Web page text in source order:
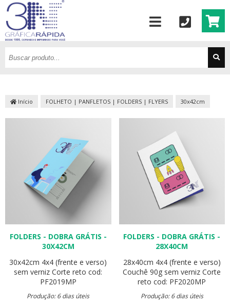
Início FOLHETO | PANFLETOS | FOLDERS | FLYERS 30x42cm
FOLDERS - DOBRA GRÁTIS -
30X42CM
30x42cm 4x4 (frente e verso)
sem verniz Corte reto cod:
PF2019MP
Produção: 6 dias úteis
FOLDERS - DOBRA GRÁTIS -
28X40CM
28x40cm 4x4 (frente e verso)
Couchê 90g sem verniz Corte
reto cod: PF2020MP
Produção: 6 dias úteis